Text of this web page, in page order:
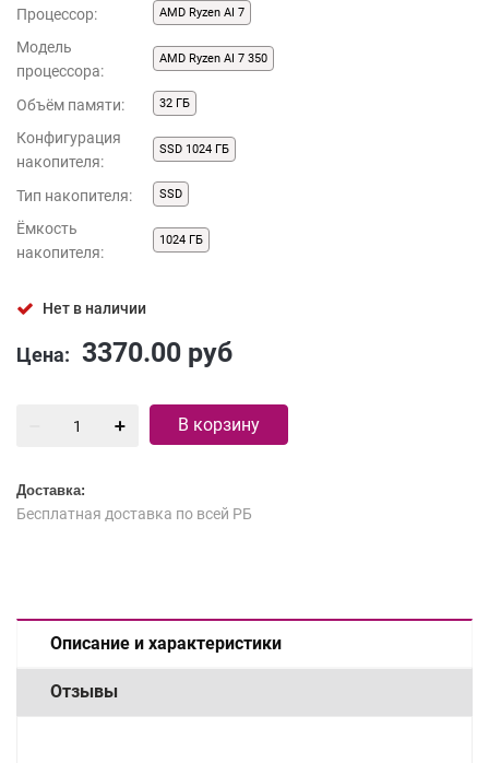
Процессор: AMD Ryzen AI 7
Модель
процессора:
AMD Ryzen AI 7 350
Объём памяти: 32 ГБ
Конфигурация
накопителя:
SSD 1024 ГБ
Тип накопителя: SSD
Ёмкость
накопителя:
1024 ГБ
Нет в наличии
Цена: 3370.00 руб
В корзину
Доставка:
Бесплатная доставка по всей РБ
Описание и характеристики
Отзывы